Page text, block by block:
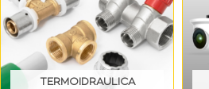
TERMOIDRAULICA